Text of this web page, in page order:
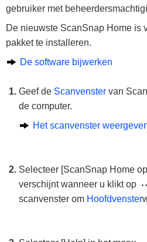
gebruiker met
De nieuwste ScanSnap Home is
pakket te installeren.
De software bijwerken
Geef de Scanvenster van
de computer.
Het scanvenster
Selecteer [ScanSnap Home
verschijnt wanneer u klikt op
scanvenster om Hoofdvenster